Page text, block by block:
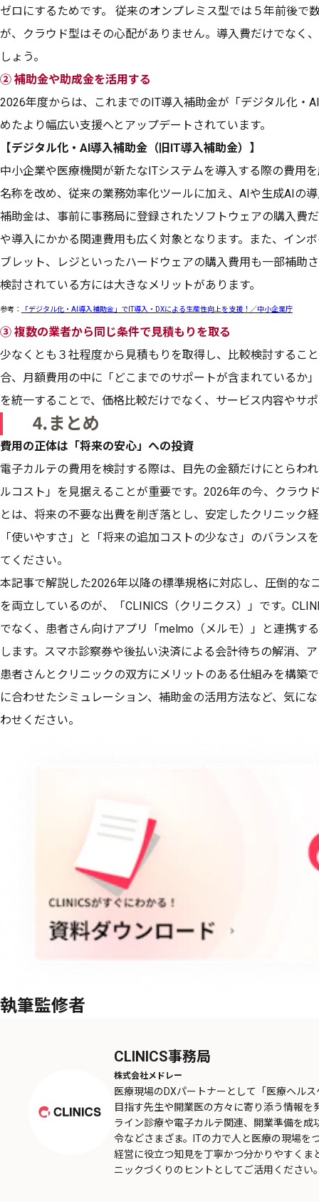
ゼロにするためです。 従来のオンプレミス型では５年前後で
が、クラウド型はその心配がありません。導入費だけでなく
しょう。
② 補助金や助成金を活用する
2026年度からは、これまでのIT導入補助金が「デジタル化・
めたより幅広い支援へとアップデートされています。
【デジタル化・AI導入補助金（旧IT導入補助金）】
中小企業や医療機関が新たなITシステムを導入する際の費用
名称を改め、従来の業務効率化ツールに加え、AIや生成AIの
補助金は、事前に事務局に登録されたソフトウェアの購入費
や導入にかかる関連費用も広く対象となります。また、イン
ブレット、レジといったハードウェアの購入費用も一部補助
検討されている方には大きなメリットがあります。
参考： 「デジタル化・AI導入補助金」でIT導入・DXによる生産性向上を支援！／中小企業庁
③ 複数の業者から同じ条件で見積もりを取る
少なくとも３社程度から見積もりを取得し、比較検討するこ
合、月額費用の中に「どこまでのサポートが含まれているか
を統一することで、価格比較だけでなく、サービス内容やサ
⒋まとめ
費用の正体は「将来の安心」への投資
電子カルテの費用を検討する際は、目先の金額だけにとらわ
ルコスト」を見据えることが重要です。2026年の今、クラウ
とは、将来の不要な出費を削ぎ落とし、安定したクリニック
「使いやすさ」と「将来の追加コストの少なさ」のバランス
てください。
本記事で解説した2026年以降の標準規格に対応し、圧倒的な
を両立しているのが、「CLINICS（クリニクス）」です。
でなく、患者さん向けアプリ「melmo（メルモ）」と連携す
します。スマホ診察券や後払い決済による会計待ちの解消、
患者さんとクリニックの双方にメリットのある仕組みを構築
に合わせたシミュレーション、補助金の活用方法など、気に
わせください。
執筆監修者
CLINICS事務局
株式会社メドレー
医療現場のDXパートナーとして「医療ヘル
目指す先生や開業医の方々に寄り添う情報
ライン診療や電子カルテ関連、開業準備を
令などさまざま。ITの力で人と医療の現場を
経営に役立つ知見を丁寧かつ分かりやすくま
ニックづくりのヒントとしてご活用ください